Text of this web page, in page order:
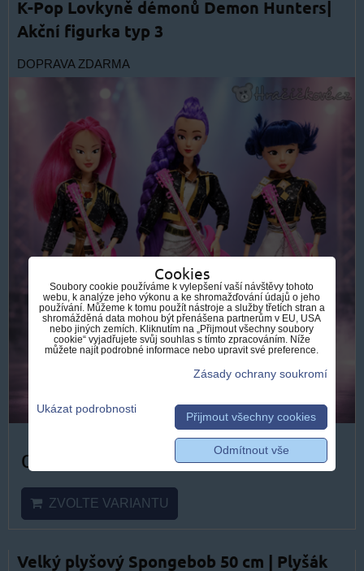
K-Pop Lovkyně démonů Demon Hunters|
Akční figurka typ 3
DOPRAVA ZDARMA
od 499 Kč
ZVOLTE VARIANTU
Velký plyšový Spongebob 50 cm | Plyšák
Cookies
Soubory cookie používáme k vylepšení vaší návštěvy tohoto
webu, k analýze jeho výkonu a ke shromažďování údajů o jeho
používání. Můžeme k tomu použít nástroje a služby třetích stran a
shromážděná data mohou být přenášena partnerům v EU, USA
nebo jiných zemích. Kliknutím na „Přijmout všechny soubory
cookie“ vyjadřujete svůj souhlas s tímto zpracováním. Níže
můžete najít podrobné informace nebo upravit své preference.
Zásady ochrany soukromí
Ukázat podrobnosti
Přijmout všechny cookies
Odmítnout vše